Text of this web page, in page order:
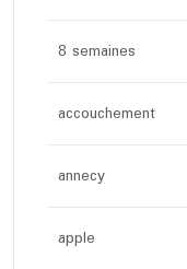
8 semaines
accouchement
annecy
apple